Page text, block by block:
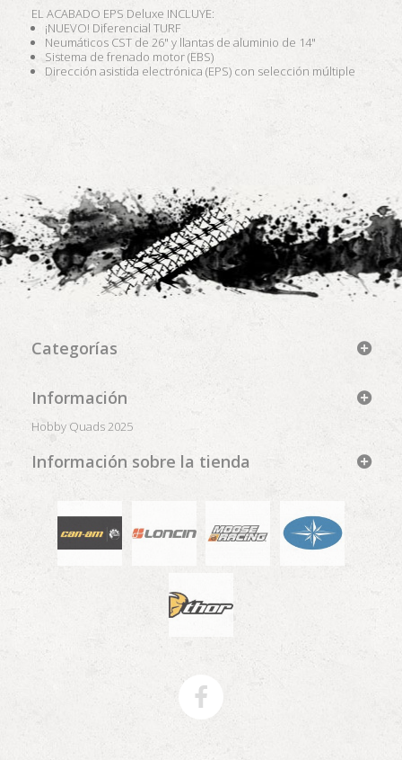
EL ACABADO EPS Deluxe INCLUYE:
¡NUEVO! Diferencial TURF
Neumáticos CST de 26" y llantas de aluminio de 14"
Sistema de frenado motor (EBS)
Dirección asistida electrónica (EPS) con selección múltiple
Categorías
Información
Hobby Quads 2025
Información sobre la tienda